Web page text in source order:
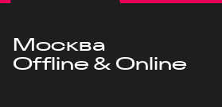
Москва
Offline & Online